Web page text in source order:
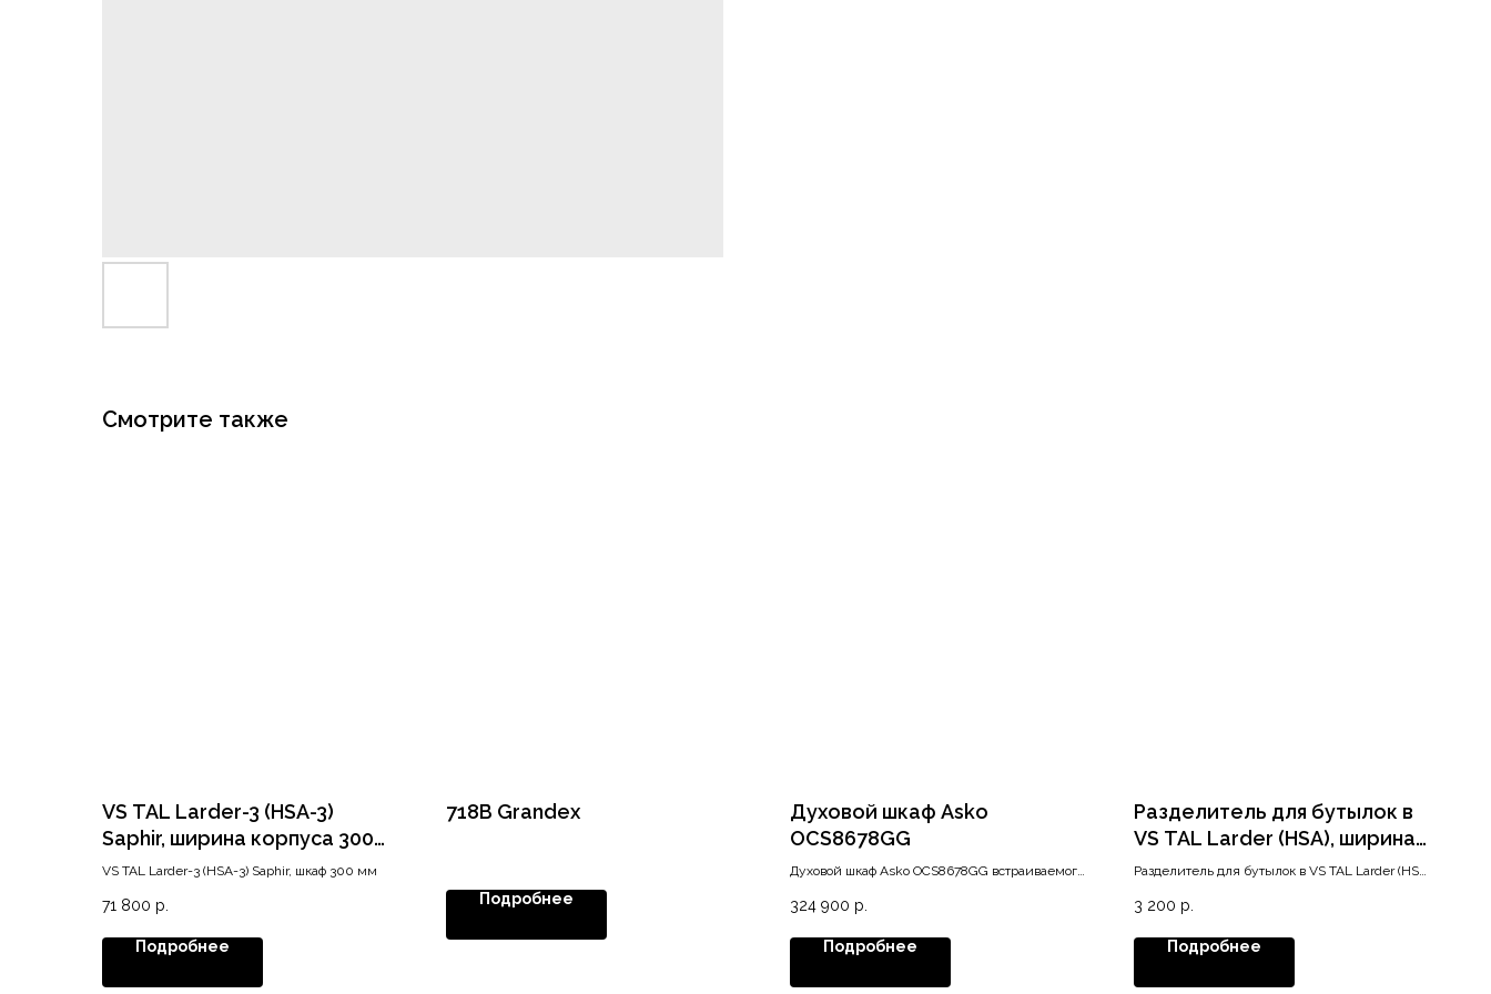
Смотрите также
VS TAL Larder-3 (HSA-3)
Saphir, ширина корпуса 300
мм, высота 1200-1450, хром
VS TAL Larder-3 (HSA-3) Saphir, шкаф 300 мм
71 800 р.
Подробнее
718В Grandex
Подробнее
Духовой шкаф Asko
OCS8678GG
Духовой шкаф Asko OCS8678GG встраиваемого
управления, а это значит — никаких
324 900 р.
Подробнее
Разделитель для бутылок в
VS TAL Larder (HSA), ширина
корпуса 300мм, 8 бутылок
Разделитель для бутылок в VS TAL Larder (HSA)
3 200 р.
Подробнее